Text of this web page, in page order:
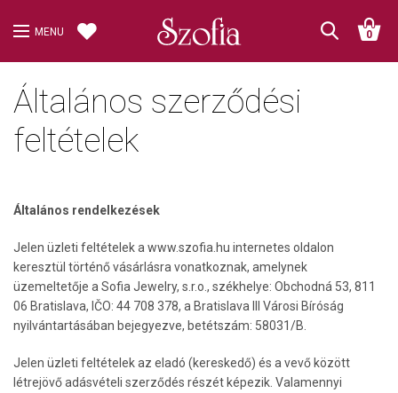
MENU 0
Általános szerződési
feltételek
Általános rendelkezések
Jelen üzleti feltételek a www.szofia.hu internetes oldalon
keresztül történő vásárlásra vonatkoznak, amelynek
üzemeltetője a Sofia Jewelry, s.r.o., székhelye: Obchodná 53, 811
06 Bratislava, IČO: 44 708 378, a Bratislava III Városi Bíróság
nyilvántartásában bejegyezve, betétszám: 58031/B.
Jelen üzleti feltételek az eladó (kereskedő) és a vevő között
létrejövő adásvételi szerződés részét képezik. Valamennyi